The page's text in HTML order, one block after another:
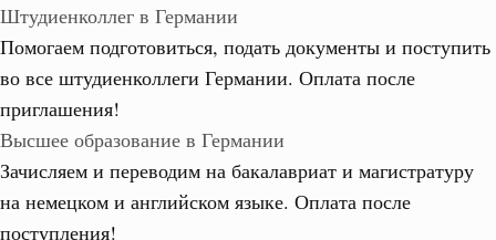
Штудиенколлег в Германии
Помогаем подготовиться, подать документы и поступить
во все штудиенколлеги Германии. Оплата после
приглашения!
Высшее образование в Германии
Зачисляем и переводим на бакалавриат и магистратуру
на немецком и английском языке. Оплата после
поступления!